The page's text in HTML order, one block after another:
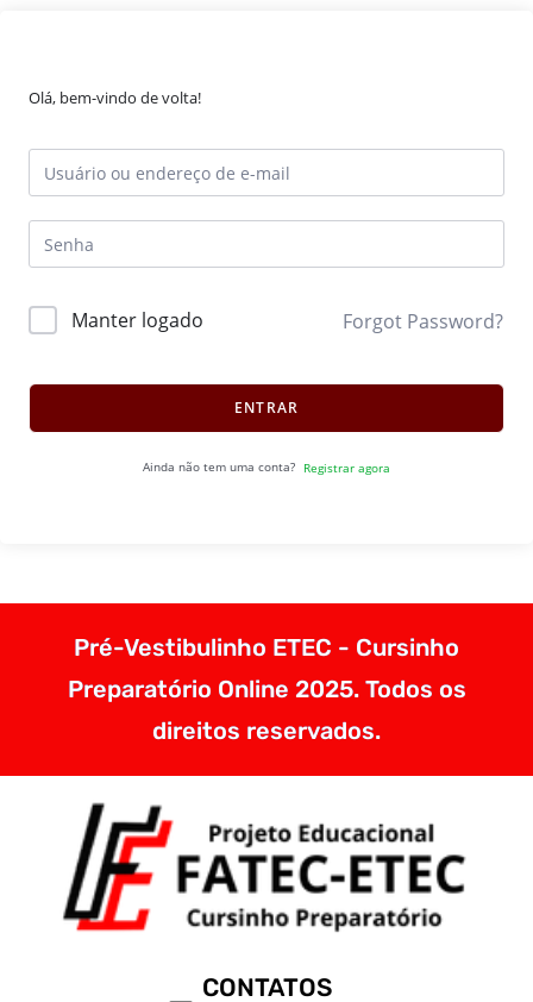
Olá, bem-vindo de volta!
Manter logado Forgot Password?
ENTRAR
Ainda não tem uma conta? Registrar agora
Pré-Vestibulinho ETEC - Cursinho
Preparatório Online 2025. Todos os
direitos reservados.
CONTATOS